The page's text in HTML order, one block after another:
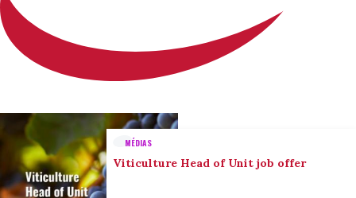
MÉDIAS
Viticulture Head of Unit job offer